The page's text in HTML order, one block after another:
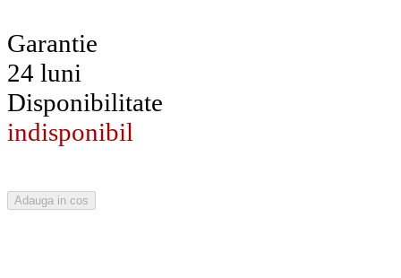
Garantie
24 luni
Disponibilitate
indisponibil